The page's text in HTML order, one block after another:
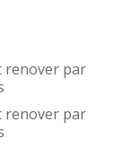
renover par
renover par